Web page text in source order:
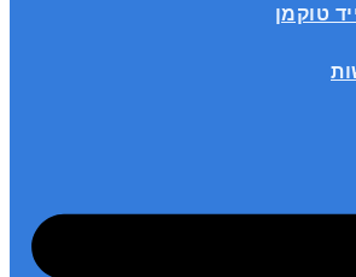
טוקמן